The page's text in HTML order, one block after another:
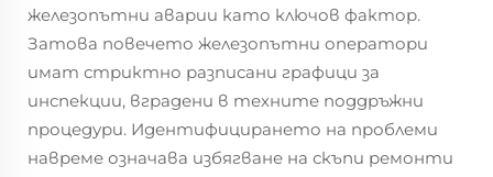
железопътни аварии като ключов фактор.
Затова повечето железопътни оператори
имат стриктно разписани графици за
инспекции, вградени в техните поддръжни
процедури. Идентифицирането на проблеми
навреме означава избягване на скъпи ремонти